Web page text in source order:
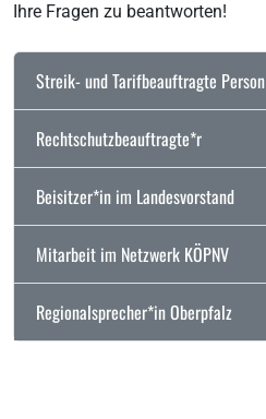
Ihre Fragen zu beantworten!
Streik- und Tarifbeauftragte Person
Rechtschutzbeauftragte*r
Beisitzer*in im Landesvorstand
Mitarbeit im Netzwerk KÖPNV
Regionalsprecher*in Oberpfalz